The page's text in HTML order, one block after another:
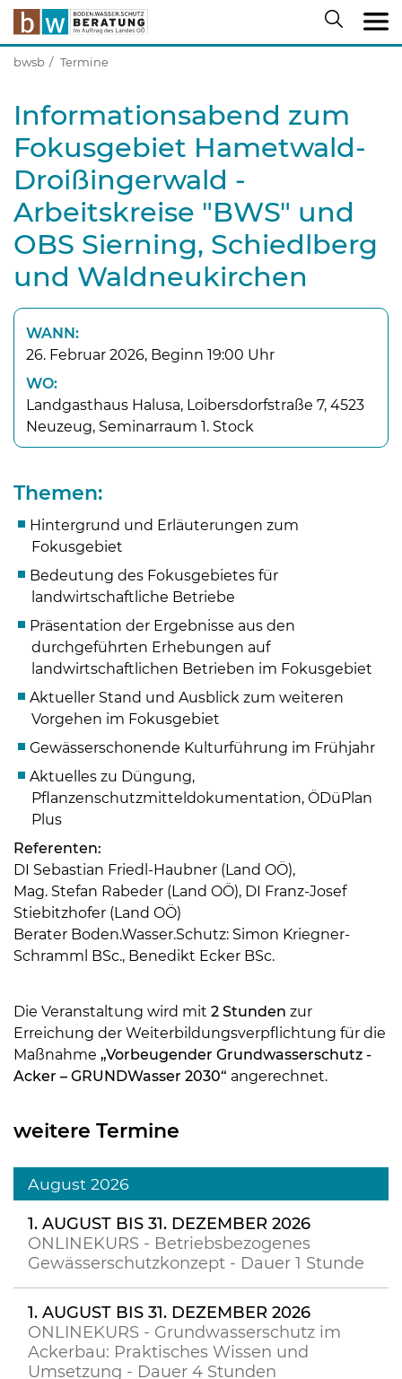
Skip to main content
bwsb Termine
Informationsabend zum
Fokusgebiet Hametwald-
Droißingerwald -
Arbeitskreise "BWS" und
OBS Sierning, Schiedlberg
und Waldneukirchen
WANN:
26. Februar 2026, Beginn 19:00 Uhr
WO:
Landgasthaus Halusa, Loibersdorfstraße 7, 4523
Neuzeug, Seminarraum 1. Stock
Themen:
Hintergrund und Erläuterungen zum
Fokusgebiet
Bedeutung des Fokusgebietes für
landwirtschaftliche Betriebe
Präsentation der Ergebnisse aus den
durchgeführten Erhebungen auf
landwirtschaftlichen Betrieben im Fokusgebiet
Aktueller Stand und Ausblick zum weiteren
Vorgehen im Fokusgebiet
Gewässerschonende Kulturführung im Frühjahr
Aktuelles zu Düngung,
Pflanzenschutzmitteldokumentation, ÖDüPlan
Plus
Referenten:
DI Sebastian Friedl-Haubner (Land OÖ),
Mag. Stefan Rabeder (Land OÖ), DI Franz-Josef
Stiebitzhofer (Land OÖ)
Berater Boden.Wasser.Schutz: Simon Kriegner-
Schramml BSc., Benedikt Ecker BSc.
Die Veranstaltung wird mit 2 Stunden zur
Erreichung der Weiterbildungsverpflichtung für die
Maßnahme „Vorbeugender Grundwasserschutz -
Acker – GRUNDWasser 2030“ angerechnet.
weitere Termine
August 2026
1. AUGUST BIS 31. DEZEMBER 2026
ONLINEKURS - Betriebsbezogenes
Gewässerschutzkonzept - Dauer 1 Stunde
1. AUGUST BIS 31. DEZEMBER 2026
ONLINEKURS - Grundwasserschutz im
Ackerbau: Praktisches Wissen und
Umsetzung - Dauer 4 Stunden